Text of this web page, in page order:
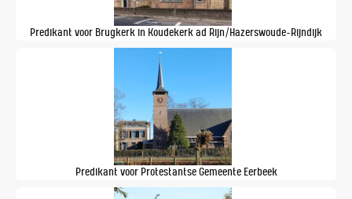
Predikant voor Brugkerk in Koudekerk ad Rijn/Hazerswoude-Rijndijk
Predikant voor Protestantse Gemeente Eerbeek